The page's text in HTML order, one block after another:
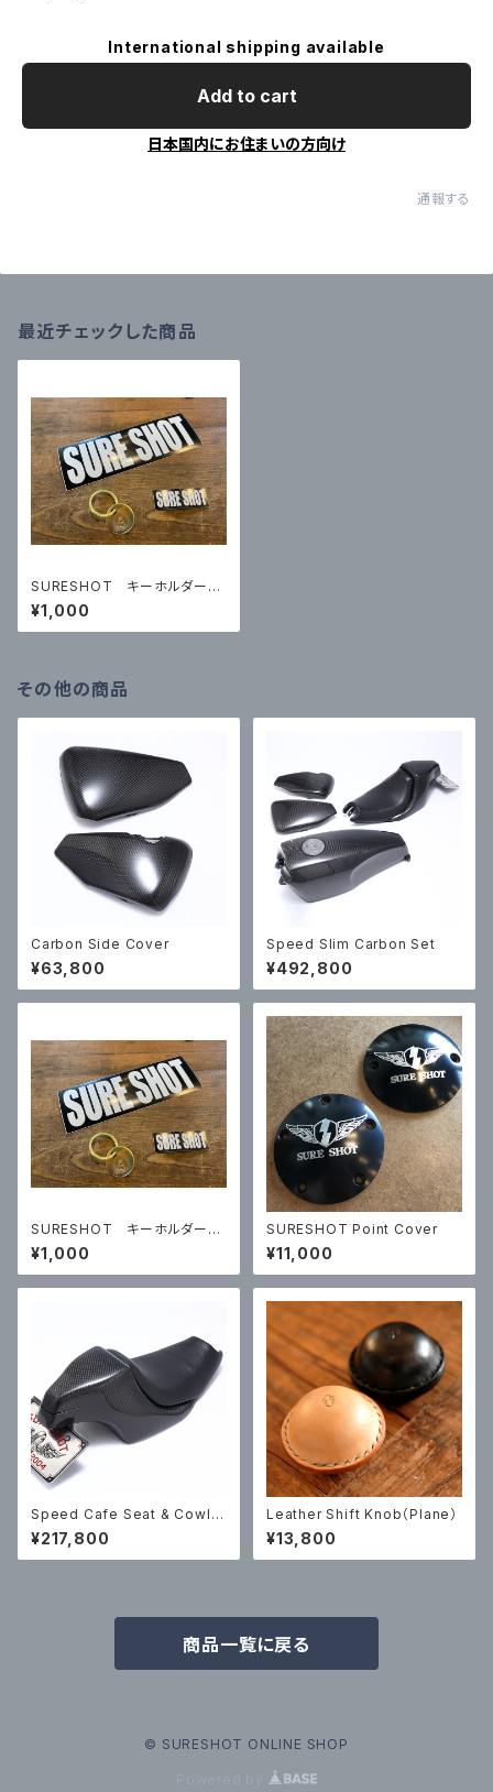
International shipping available
Add to cart
日本国内にお住まいの方向け
通報する
最近チェックした商品
SURESHOT キーホルダー＆
ステッカーセット
¥1,000
その他の商品
Carbon Side Cover
¥63,800
Speed Slim Carbon Set
¥492,800
SURESHOT キーホルダー＆
ステッカーセット
¥1,000
SURESHOT Point Cover
¥11,000
Speed Cafe Seat & Cowl S
et (Carbon)
¥217,800
Leather Shift Knob（Plane）
¥13,800
商品一覧に戻る
© SURESHOT ONLINE SHOP